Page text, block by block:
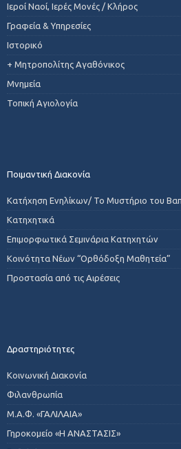
Ιεροί Ναοί, Ιερές Μονές / Κλήρος
Γραφεία & Υπηρεσίες
Ιστορικό
+ Μητροπολίτης Αγαθόνικος
Μνημεία
Τοπική Αγιολογία
Ποιμαντική Διακονία
Κατήχηση Ενηλίκων/ Το Μυστήριο του
Κατηχητικά
Επιμορφωτικά Σεμινάρια Κατηχητών
Κοινότητα Νέων “Ορθόδοξη Μαθητεία”
Προστασία από τις Αιρέσεις
Δραστηριότητες
Κοινωνική Διακονία
Φιλανθρωπία
Μ.Α.Φ. «ΓΑΛΙΛΑΙΑ»
Γηροκομείο «Η ΑΝΑΣΤΑΣΙΣ»